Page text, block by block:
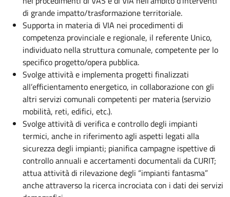
di grande impatto/trasformazione territoriale.
Supporta in materia di VIA nei procedimenti di
competenza provinciale e regionale, il referente Unico,
individuato nella struttura comunale, competente per lo
specifico progetto/opera pubblica.
Svolge attività e implementa progetti finalizzati
all’efficientamento energetico, in collaborazione con gli
altri servizi comunali competenti per materia (servizio
mobilità, reti, edifici, etc.).
Svolge attività di verifica e controllo degli impianti
termici, anche in riferimento agli aspetti legati alla
sicurezza degli impianti; pianifica campagne ispettive di
controllo annuali e accertamenti documentali da CURIT;
attua attività di rilevazione degli “impianti fantasma”
anche attraverso la ricerca incrociata con i dati dei servizi